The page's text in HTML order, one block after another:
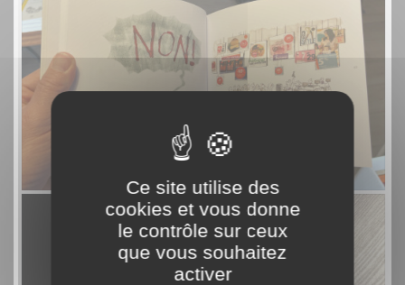
Ce site utilise des
cookies et vous donne
le contrôle sur ceux
que vous souhaitez
activer